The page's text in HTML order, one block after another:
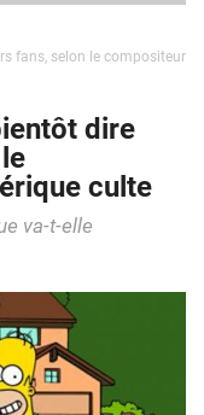
fans, selon le compositeur
dire
culte
va-t-elle